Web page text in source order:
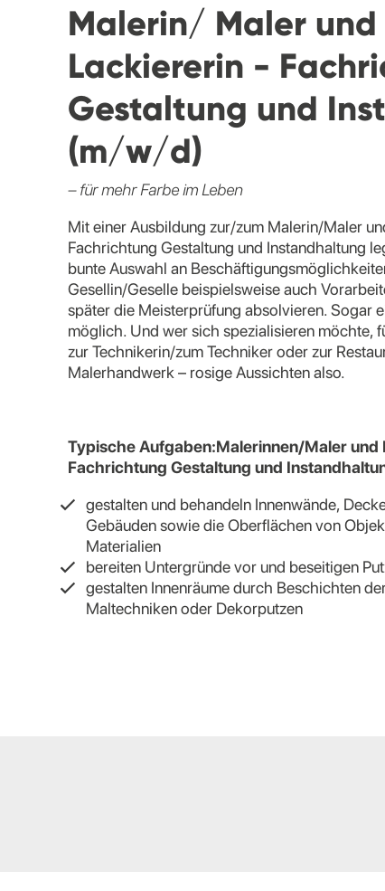
Malerin/ Maler
Lackiererin -
Gestaltung und
(m/w/d)
– für mehr Farbe im Leben
Mit einer Ausbildung zur/zum Malerin/Maler
Fachrichtung Gestaltung und Instandhaltung
bunte Auswahl an
Gesellin/Geselle beispielsweise auch
später die Meisterprüfung absolvieren. Sogar
möglich. Und wer sich spezialisieren möchte,
zur Technikerin/zum Techniker oder zur
Malerhandwerk – rosige Aussichten also.
Typische Aufgaben:Malerinnen/Maler
Fachrichtung Gestaltung und
gestalten und behandeln Innenwände,
Gebäuden sowie die Oberflächen von
Materialien
bereiten Untergründe vor und beseitigen
gestalten Innenräume durch Beschichten
Maltechniken oder Dekorputzen